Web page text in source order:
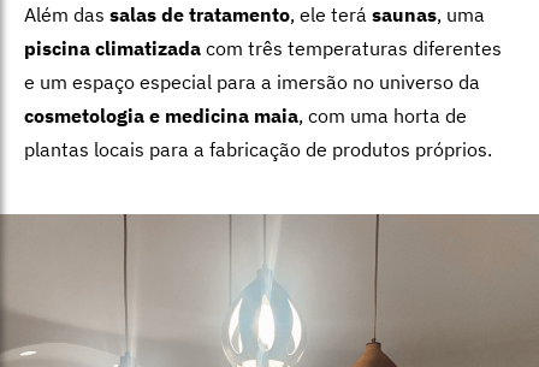
Além das salas de tratamento, ele terá saunas, uma
piscina climatizada com três temperaturas diferentes
e um espaço especial para a imersão no universo da
cosmetologia e medicina maia, com uma horta de
plantas locais para a fabricação de produtos próprios.